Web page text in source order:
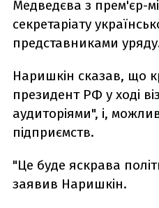
Медведєва з прем'єр-
секретаріату
представниками
Наришкін сказав, що
президент РФ у ході
аудиторіями", і,
підприємств.
"Це буде яскрава
заявив Наришкін.